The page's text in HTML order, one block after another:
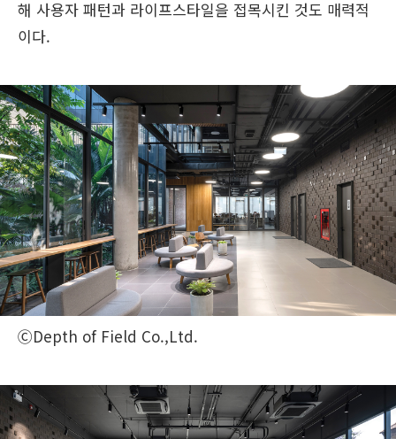
해 사용자 패턴과 라이프스타일을 접목시킨 것도 매력적
이다.
ⒸDepth of Field Co.,Ltd.